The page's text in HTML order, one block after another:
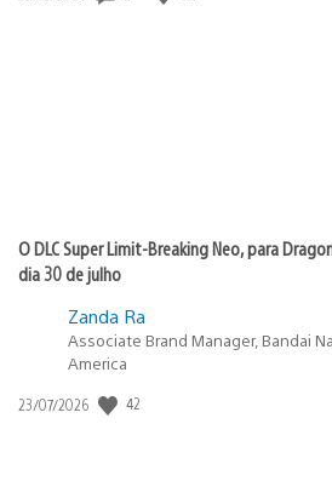
O DLC Super Limit-Breaking Neo, para
dia 30 de julho
Zanda Ra
Associate Brand Manager, Bandai
America
Data
23/07/2026 42